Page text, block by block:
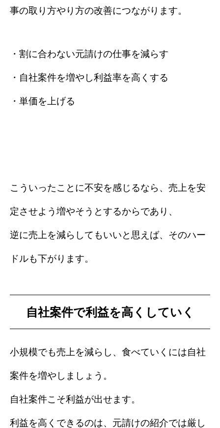
事の取り方やり方の改善につながります。
・割に合わない元請けの仕事を減らす
・自社案件を増やし利益率を高くする
・単価を上げる
こういったことに不安を感じるなら、売上を安
定させよう増やそうとするからであり、
逆に売上を減らしてもいいと思えば、そのハー
ドルも下がります。
自社案件で利益を高くしていく
小規模でも売上を減らし、食べていくには自社
案件を増やしましょう。
自社案件こそ利益が出せます。
利益を高くできるのは、元請けの紹介では厳し